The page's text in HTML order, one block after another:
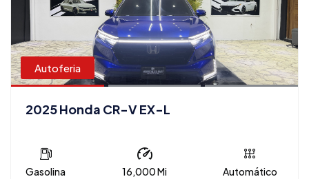
Autoferia
2025 Honda CR-V EX-L
Gasolina 16,000 Mi Automático